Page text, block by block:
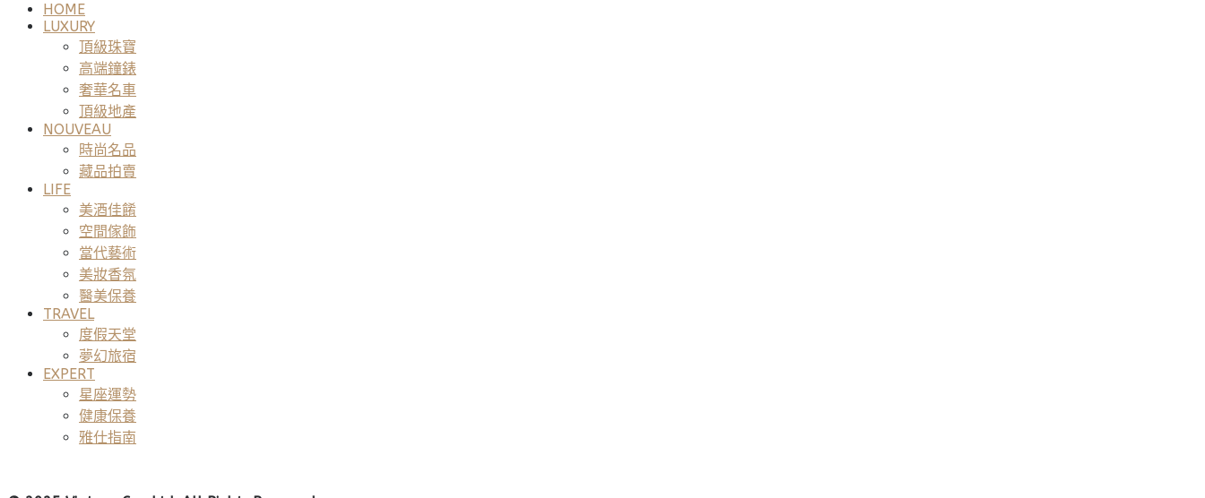
HOME
LUXURY
頂級珠寶
高端鐘錶
奢華名車
頂級地產
NOUVEAU
時尚名品
藏品拍賣
LIFE
美酒佳餚
空間傢飾
當代藝術
美妝香氛
醫美保養
TRAVEL
度假天堂
夢幻旅宿
EXPERT
星座運勢
健康保養
雅仕指南